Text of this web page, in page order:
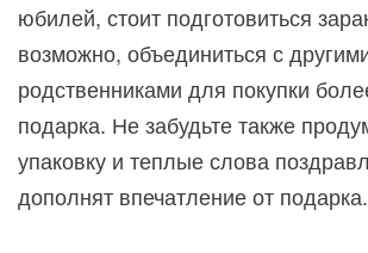
юбилей, стоит подготовиться
возможно, объединиться с
родственниками для покупки
подарка. Не забудьте также
упаковку и теплые слова
дополнят впечатление от подарка.